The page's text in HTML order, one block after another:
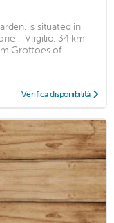
is situated in
- Virgilio, 34 km
Grottoes of
Verifica disponibilità